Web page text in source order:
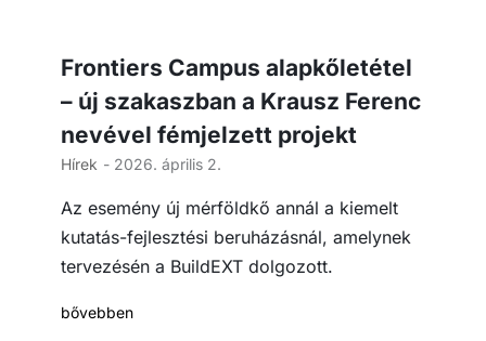
Frontiers Campus alapkőletétel
– új szakaszban a Krausz Ferenc
nevével fémjelzett projekt
Hírek - 2026. április 2.
Az esemény új mérföldkő annál a kiemelt
kutatás-fejlesztési beruházásnál, amelynek
tervezésén a BuildEXT dolgozott.
bővebben